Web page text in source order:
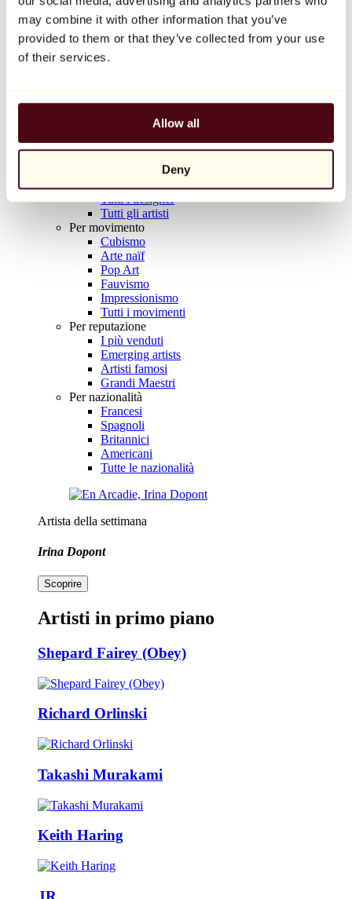
may combine it with other information that you’ve
provided to them or that they’ve collected from your use
of their services.
Allow all
Deny
Balloon Dog (Orange)
Jeff Koons
10.000 €
Artisti
Tutti i pittori
Tutti i fotografi
Tutti i disegnatori
Tutti i designer
Tutti gli artisti
Per movimento
Cubismo
Arte naïf
Pop Art
Fauvismo
Impressionismo
Tutti i movimenti
Per reputazione
I più venduti
Emerging artists
Artisti famosi
Grandi Maestri
Per nazionalità
Francesi
Spagnoli
Britannici
Americani
Tutte le nazionalità
Artista della settimana
Irina Dopont
Scoprire
Artisti in primo piano
Shepard Fairey (Obey)
Richard Orlinski
Takashi Murakami
Keith Haring